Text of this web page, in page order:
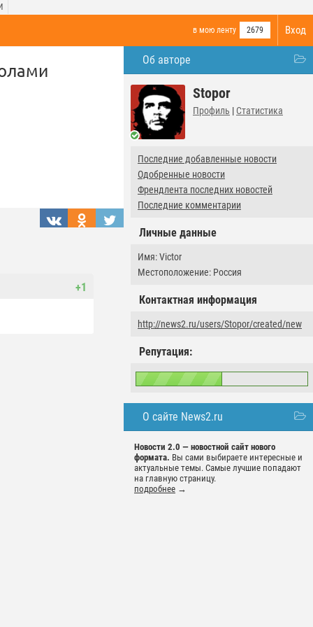
Вход
в мою ленту 2679
Об авторе
Stopor
Профиль | Статистика
Последние добавленные новости
Одобренные новости
Френдлента последних новостей
Последние комментарии
Личные данные
Имя: Victor
Местоположение: Россия
Контактная информация
http://news2.ru/users/Stopor/created/new
Репутация:
О сайте News2.ru
Новости 2.0 — новостной сайт нового
формата. Вы сами выбираете интересные и
актуальные темы. Самые лучшие попадают
на главную страницу.
подробнее →
+1